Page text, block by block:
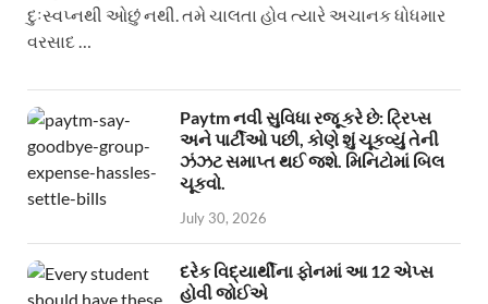
દુઃસ્વપ્નથી ઓછું નથી. તમે ચાલતા હોવ ત્યારે અચાનક ધોધમાર
વરસાદ …
Paytm નવી સુવિધા રજૂ કરે છે: ટ્રિપ્સ
અને પાર્ટીઓ પછી, કોણે શું ચૂકવ્યું તેની
ઝંઝટ સમાપ્ત થઈ જશે. મિનિટોમાં બિલ
ચૂકવો.
July 30, 2026
દરેક વિદ્યાર્થીના ફોનમાં આ 12 એપ્સ
હોવી જોઈએ